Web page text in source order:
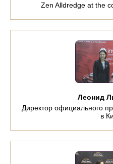
Zen Alldredge at the
Леонид
Директор официального
в